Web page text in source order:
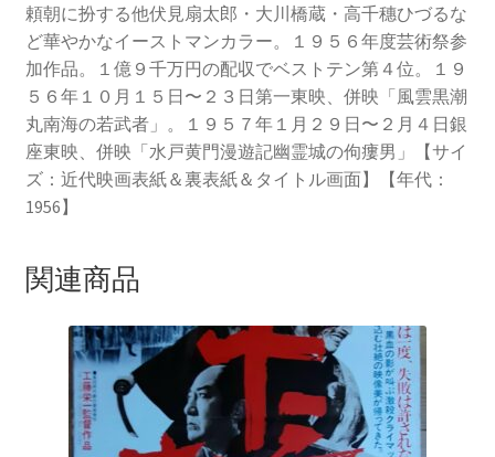
頼朝に扮する他伏見扇太郎・大川橋蔵・高千穗ひづるな
ど華やかなイーストマンカラー。１９５６年度芸術祭参
加作品。１億９千万円の配収でベストテン第４位。１９
５６年１０月１５日〜２３日第一東映、併映「風雲黒潮
丸南海の若武者」。１９５７年１月２９日〜２月４日銀
座東映、併映「水戸黄門漫遊記幽霊城の佝瘻男」【サイ
ズ：近代映画表紙＆裏表紙＆タイトル画面】【年代：
1956】
関連商品